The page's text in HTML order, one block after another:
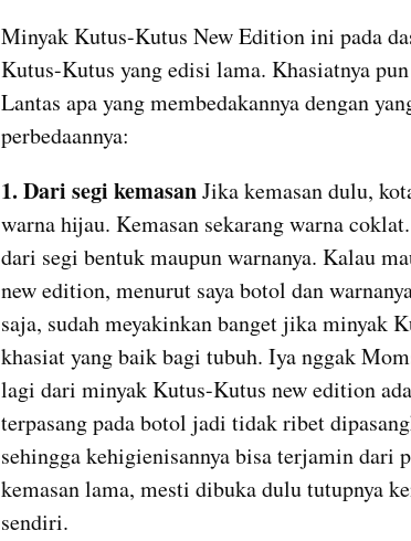
Minyak Kutus-Kutus New Edition ini pada
Kutus-Kutus yang edisi lama. Khasiatnya pun
Lantas apa yang membedakannya dengan
perbedaannya:
1. Dari segi kemasanJika kemasan dulu,
warna hijau. Kemasan sekarang warna
dari segi bentuk maupun warnanya. Kalau
new edition, menurut saya botol dan
saja, sudah meyakinkan banget jika minyak
khasiat yang baik bagi tubuh. Iya nggak
lagi dari minyak Kutus-Kutus new edition
terpasang pada botol jadi tidak ribet
sehingga kehigienisannya bisa terjamin dari
kemasan lama, mesti dibuka dulu tutupnya
sendiri.